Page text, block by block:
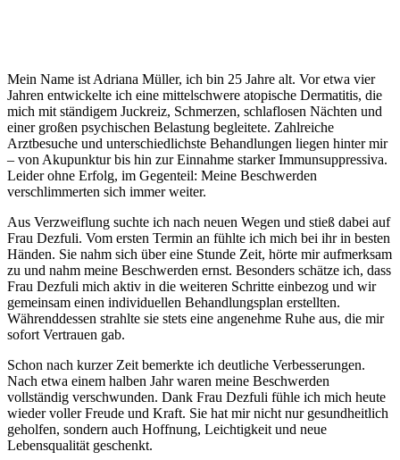
Mein Name ist Adriana Müller, ich bin 25 Jahre alt. Vor etwa vier
Jahren entwickelte ich eine mittelschwere atopische Dermatitis, die
mich mit ständigem Juckreiz, Schmerzen, schlaflosen Nächten und
einer großen psychischen Belastung begleitete. Zahlreiche
Arztbesuche und unterschiedlichste Behandlungen liegen hinter mir
– von Akupunktur bis hin zur Einnahme starker Immunsuppressiva.
Leider ohne Erfolg, im Gegenteil: Meine Beschwerden
verschlimmerten sich immer weiter.
Aus Verzweiflung suchte ich nach neuen Wegen und stieß dabei auf
Frau Dezfuli. Vom ersten Termin an fühlte ich mich bei ihr in besten
Händen. Sie nahm sich über eine Stunde Zeit, hörte mir aufmerksam
zu und nahm meine Beschwerden ernst. Besonders schätze ich, dass
Frau Dezfuli mich aktiv in die weiteren Schritte einbezog und wir
gemeinsam einen individuellen Behandlungsplan erstellten.
Währenddessen strahlte sie stets eine angenehme Ruhe aus, die mir
sofort Vertrauen gab.
Schon nach kurzer Zeit bemerkte ich deutliche Verbesserungen.
Nach etwa einem halben Jahr waren meine Beschwerden
vollständig verschwunden. Dank Frau Dezfuli fühle ich mich heute
wieder voller Freude und Kraft. Sie hat mir nicht nur gesundheitlich
geholfen, sondern auch Hoffnung, Leichtigkeit und neue
Lebensqualität geschenkt.